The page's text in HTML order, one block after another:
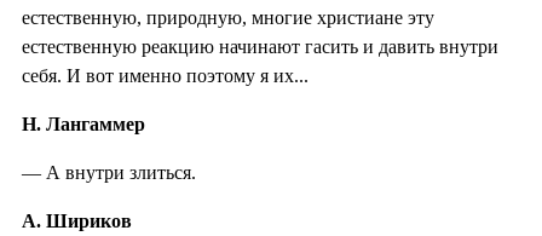
естественную, природную, многие христиане эту
естественную реакцию начинают гасить и давить внутри
себя. И вот именно поэтому я их...
Н. Лангаммер
— А внутри злиться.
А. Шириков